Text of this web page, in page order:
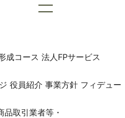
成コース 法人FPサービス
役員紹介 事業方針 フィデュー
品取引業者等・